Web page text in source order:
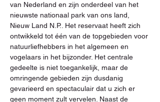
van Nederland en zijn onderdeel van het
nieuwste nationaal park van ons land,
Nieuw Land N.P.. Het reservaat heeft zich
ontwikkeld tot één van de topgebieden voor
natuurliefhebbers in het algemeen en
vogelaars in het bijzonder. Het centrale
gedeelte is niet toegankelijk, maar de
omringende gebieden zijn dusdanig
gevarieerd en spectaculair dat u zich er
geen moment zult vervelen. Naast de